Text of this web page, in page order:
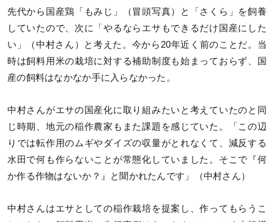
先代から国産鶏「もみじ」（冒頭写真）と「さくら」を飼養
していたので、次に「やるならエサもできるだけ国産にした
い」（中村さん）と考えた。今から20年近く前のことだ。当
時は飼料用米の栽培に対する補助制度も始まっておらず、国
産の飼料はなかなか手に入らなかった。
中村さんがエサの国産化に取り組みたいと考えていたのと同
じ時期、地元の稲作農家もまた課題を感じていた。「この辺
りでは転作用のムギやダイズの収量がとれなくて、減反する
水田で何も作らないことが常態化していました。そこで『何
か作る作物はないか？』と聞かれたんです」（中村さん）
中村さんはエサとしての稲作栽培を提案し、作ってもらうこ